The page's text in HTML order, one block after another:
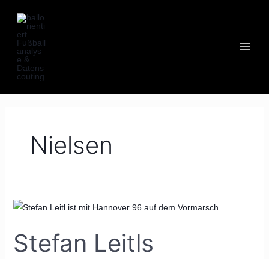
Inhalt
springen
Nielsen
Stefan Leitls
Stefan
Hannover
kommt